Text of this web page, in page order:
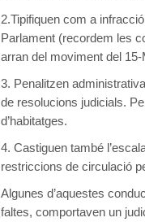
2.Tipifiquen com a
Parlament (recordem les
arran del moviment del 15-
3. Penalitzen
de resolucions judicials.
d’habitatges.
4. Castiguen també
restriccions de circulació
Algunes d’aquestes
faltes, comportaven un